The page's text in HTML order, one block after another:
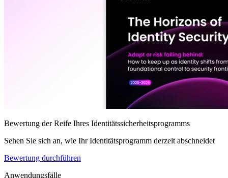
Bewertung der Reife Ihres Identitätssicherheitsprogramms
Sehen Sie sich an, wie Ihr Identitätsprogramm derzeit abschneidet
Bewertung durchführen
Anwendungsfälle